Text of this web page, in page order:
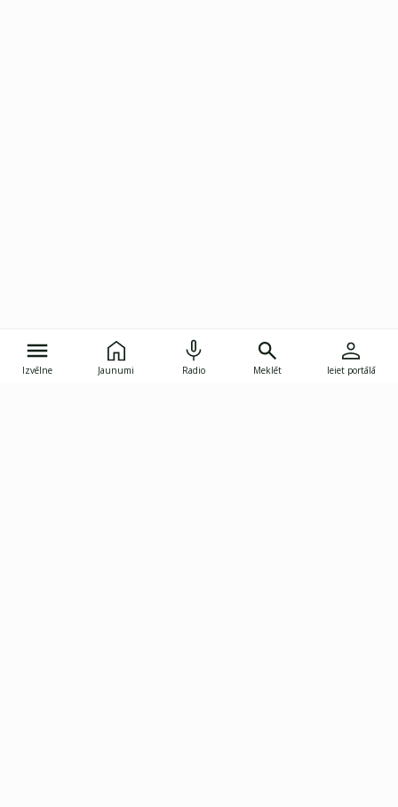
Izvēlne Jaunumi Radio Meklēt Ieiet portālā